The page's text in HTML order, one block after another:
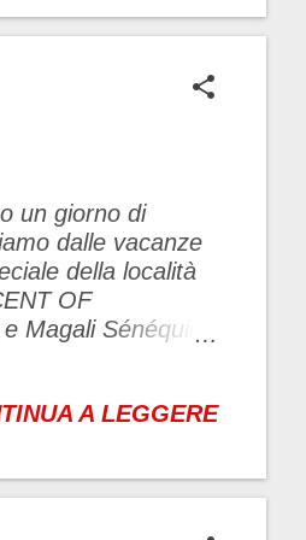
. Centro
direttamente al
avviene con la
di
dalle vacanze
della località
OF
Magali Sénéquier,
trascorso la sua
sua storia con i
A LEGGERE